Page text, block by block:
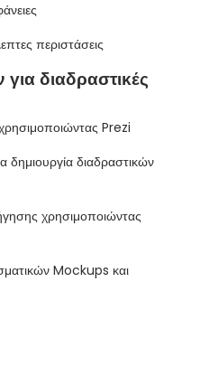
περιστάσεις
διαδραστικές
Prezi
διαδραστικών
χρησιμοποιώντας
Mockups και